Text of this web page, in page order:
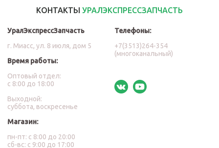
КОНТАКТЫ УРАЛЭКСПРЕССЗАПЧАСТЬ
УралЭкспрессЗапчасть
г. Миасс, ул. 8 июля, дом 5
Время работы:
Оптовый отдел:
с 8:00 до 18:00
Выходной:
суббота, воскресенье
Магазин:
пн-пт: с 8:00 до 20:00
сб-вс: с 9:00 до 17:00
Телефоны:
+7(3513)264-354
(многоканальный)